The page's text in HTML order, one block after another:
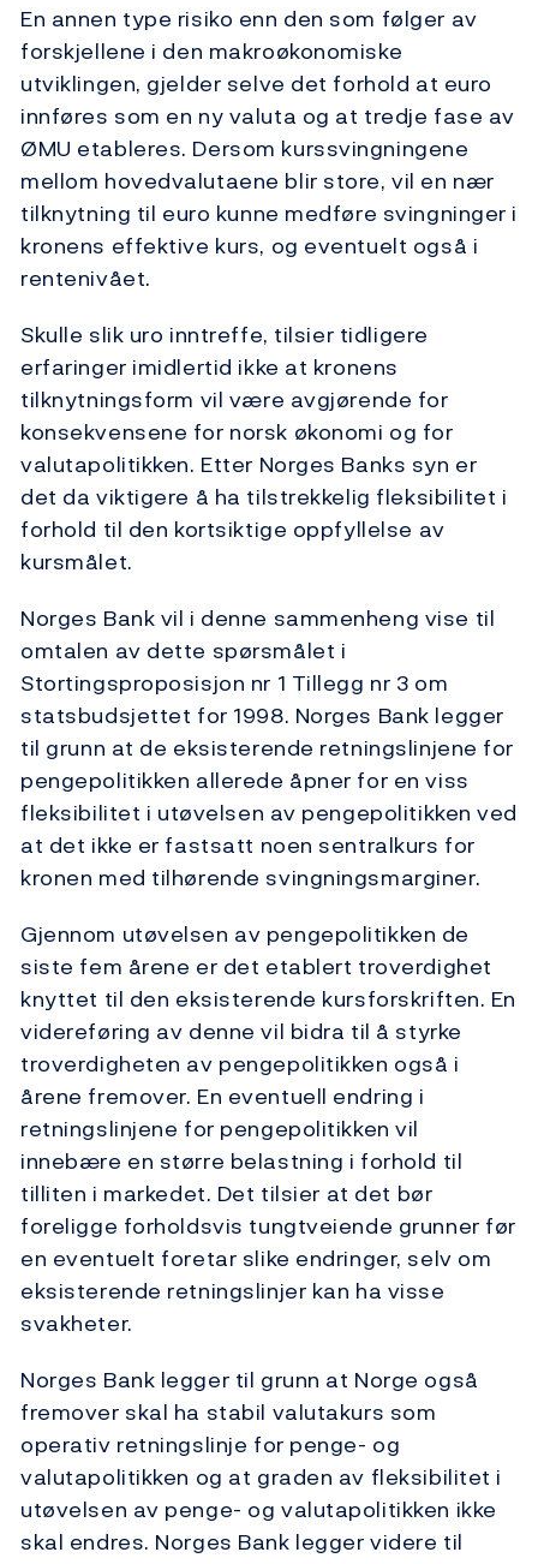
En annen type risiko enn den som følger av
forskjellene i den makroøkonomiske
utviklingen, gjelder selve det forhold at euro
innføres som en ny valuta og at tredje fase av
ØMU etableres. Dersom kurssvingningene
mellom hovedvalutaene blir store, vil en nær
tilknytning til euro kunne medføre svingninger i
kronens effektive kurs, og eventuelt også i
rentenivået.
Skulle slik uro inntreffe, tilsier tidligere
erfaringer imidlertid ikke at kronens
tilknytningsform vil være avgjørende for
konsekvensene for norsk økonomi og for
valutapolitikken. Etter Norges Banks syn er
det da viktigere å ha tilstrekkelig fleksibilitet i
forhold til den kortsiktige oppfyllelse av
kursmålet.
Norges Bank vil i denne sammenheng vise til
omtalen av dette spørsmålet i
Stortingsproposisjon nr 1 Tillegg nr 3 om
statsbudsjettet for 1998. Norges Bank legger
til grunn at de eksisterende retningslinjene for
pengepolitikken allerede åpner for en viss
fleksibilitet i utøvelsen av pengepolitikken ved
at det ikke er fastsatt noen sentralkurs for
kronen med tilhørende svingningsmarginer.
Gjennom utøvelsen av pengepolitikken de
siste fem årene er det etablert troverdighet
knyttet til den eksisterende kursforskriften. En
videreføring av denne vil bidra til å styrke
troverdigheten av pengepolitikken også i
årene fremover. En eventuell endring i
retningslinjene for pengepolitikken vil
innebære en større belastning i forhold til
tilliten i markedet. Det tilsier at det bør
foreligge forholdsvis tungtveiende grunner før
en eventuelt foretar slike endringer, selv om
eksisterende retningslinjer kan ha visse
svakheter.
Norges Bank legger til grunn at Norge også
fremover skal ha stabil valutakurs som
operativ retningslinje for penge- og
valutapolitikken og at graden av fleksibilitet i
utøvelsen av penge- og valutapolitikken ikke
skal endres. Norges Bank legger videre til